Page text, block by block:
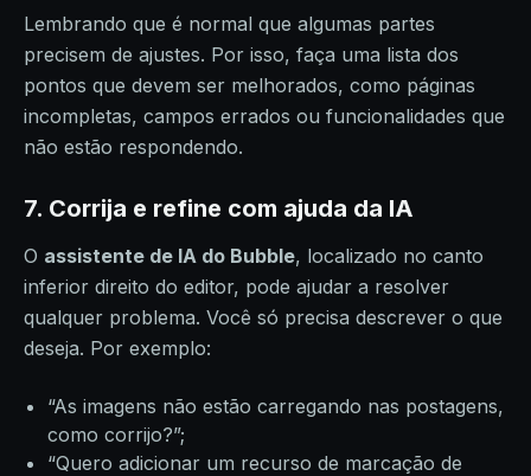
Lembrando que é normal que algumas partes
precisem de ajustes. Por isso, faça uma lista dos
pontos que devem ser melhorados, como páginas
incompletas, campos errados ou funcionalidades que
não estão respondendo.
7. Corrija e refine com ajuda da IA
O assistente de IA do Bubble, localizado no canto
inferior direito do editor, pode ajudar a resolver
qualquer problema. Você só precisa descrever o que
deseja. Por exemplo:
“As imagens não estão carregando nas postagens,
como corrijo?”;
“Quero adicionar um recurso de marcação de